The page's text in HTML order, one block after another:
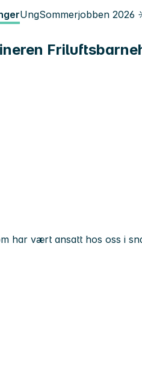
UngSommerjobben 2026
har vært ansatt hos oss i